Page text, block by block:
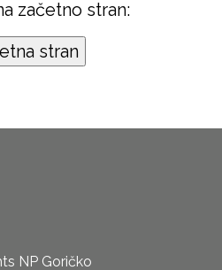
začetno stran:
NP Goričko